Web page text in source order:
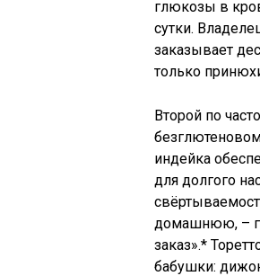
глюкозы в
сутки.
заказывает
только
Второй по
индейка
для долгого
домашнюю, –
заказ».*
бабушки: